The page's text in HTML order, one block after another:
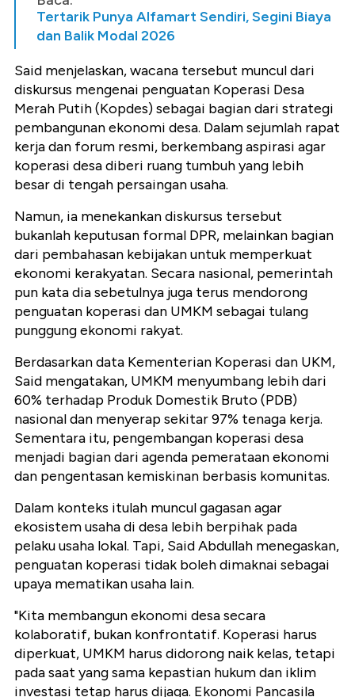
Tertarik Punya Alfamart Sendiri, Segini Biaya
dan Balik Modal 2026
Said menjelaskan, wacana tersebut muncul dari
diskursus mengenai penguatan Koperasi Desa
Merah Putih (Kopdes) sebagai bagian dari strategi
pembangunan ekonomi desa. Dalam sejumlah rapat
kerja dan forum resmi, berkembang aspirasi agar
koperasi desa diberi ruang tumbuh yang lebih
besar di tengah persaingan usaha.
Namun, ia menekankan diskursus tersebut
bukanlah keputusan formal DPR, melainkan bagian
dari pembahasan kebijakan untuk memperkuat
ekonomi kerakyatan. Secara nasional, pemerintah
pun kata dia sebetulnya juga terus mendorong
penguatan koperasi dan UMKM sebagai tulang
punggung ekonomi rakyat.
Berdasarkan data Kementerian Koperasi dan UKM,
Said mengatakan, UMKM menyumbang lebih dari
60% terhadap Produk Domestik Bruto (PDB)
nasional dan menyerap sekitar 97% tenaga kerja.
Sementara itu, pengembangan koperasi desa
menjadi bagian dari agenda pemerataan ekonomi
dan pengentasan kemiskinan berbasis komunitas.
Dalam konteks itulah muncul gagasan agar
ekosistem usaha di desa lebih berpihak pada
pelaku usaha lokal. Tapi, Said Abdullah menegaskan,
penguatan koperasi tidak boleh dimaknai sebagai
upaya mematikan usaha lain.
"Kita membangun ekonomi desa secara
kolaboratif, bukan konfrontatif. Koperasi harus
diperkuat, UMKM harus didorong naik kelas, tetapi
pada saat yang sama kepastian hukum dan iklim
investasi tetap harus dijaga. Ekonomi Pancasila